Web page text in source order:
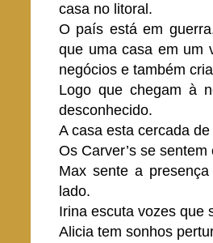
casa no litoral.
O país está em
que uma casa em um
negócios e também
Logo que chegam à
desconhecido.
A casa esta cercada
Os Carver’s se
Max sente a
lado.
Irina escuta vozes que
Alicia tem sonhos